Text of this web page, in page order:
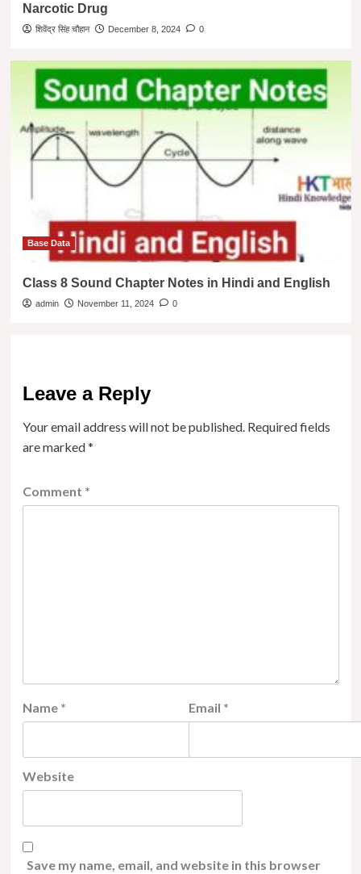
Narcotic Drug
शिवेंद्र सिंह चौहान December 8, 2024 0
Base Data
Class 8 Sound Chapter Notes in Hindi and English
admin November 11, 2024 0
Leave a Reply
Your email address will not be published. Required fields
are marked*
Comment *
Name * Email *
Website
Save my name, email, and website in this browser